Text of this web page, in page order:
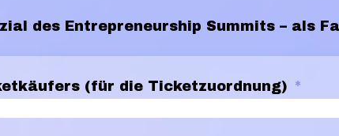
des Entrepreneurship Summits – als
(für die Ticketzuordnung) *